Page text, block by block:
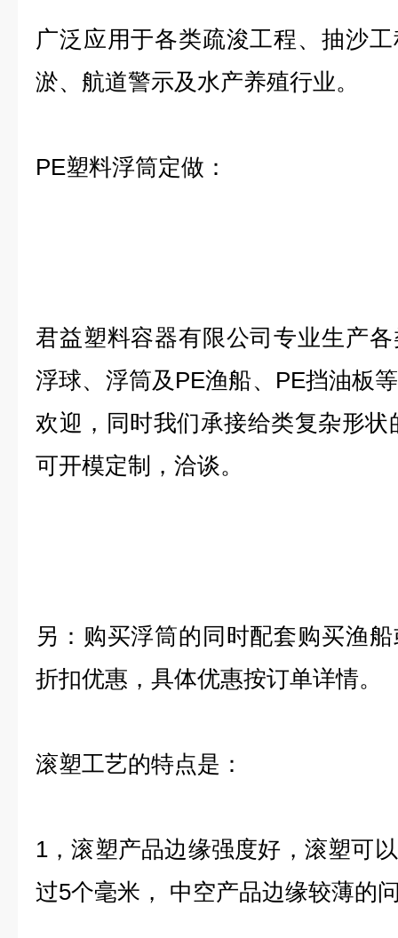
广泛应用于各类疏浚工程、抽沙
淤、航道警示及水产养殖行业。
PE塑料浮筒定做：
君益塑料容器有限公司专业生产
浮球、浮筒及PE渔船、PE挡油板
欢迎，同时我们承接给类复杂形
可开模定制，洽谈。
另：购买浮筒的同时配套购买渔
折扣优惠，具体优惠按订单详情。
滚塑工艺的特点是：
1，滚塑产品边缘强度好，滚塑可
过5个毫米， 中空产品边缘较薄的